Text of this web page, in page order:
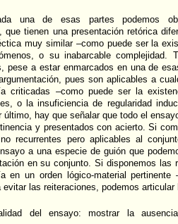
una de esas partes podemos
que tienen una presentación retórica
muy similar –como puede ser la
o su inabarcable complejidad.
pese a estar enmarcados en una de
pues son aplicables a
criticadas –como puede ser la
o la insuficiencia de regularidad
último, hay que señalar que todo el
y presentados con acierto. Si
recurrentes pero aplicables al
a una especie de guión que
en su conjunto. Si disponemos las
en un orden lógico-material
evitar las reiteraciones, podemos
del ensayo: mostrar la